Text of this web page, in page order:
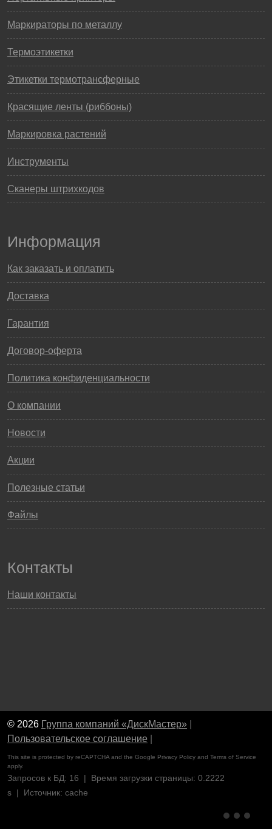
Маркираторы по металлу
Термоэтикетки
Этикетки термотрансферные
Красящие ленты (риббоны)
Маркировка растений
Инструменты
Сканеры штрихкодов
Информация
Как заказать и оплатить
Доставка
Гарантия
Договор-оферта
Политика конфиденциальности
О компании
Новости
Акции
Полезные статьи
Файлы
Контакты
Наши контакты
© 2026 Группа компаний «ДискМастер»
Пользовательское соглашение
This site is protected by reCAPTCHA and the Google Privacy Policy and Terms of Service
apply.
Запросов к БД: 16 | Время загрузки страницы: 0.2222
s | Источник: cache